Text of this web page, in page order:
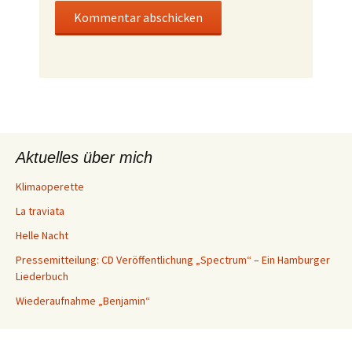
Aktuelles über mich
Klimaoperette
La traviata
Helle Nacht
Pressemitteilung: CD Veröffentlichung „Spectrum“ – Ein Hamburger
Liederbuch
Wiederaufnahme „Benjamin“